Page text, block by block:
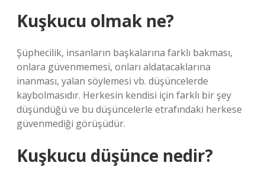
Kuşkucu olmak ne?
Şüphecilik, insanların başkalarına farklı bakması,
onlara güvenmemesi, onları aldatacaklarına
inanması, yalan söylemesi vb. düşüncelerde
kaybolmasıdır. Herkesin kendisi için farklı bir şey
düşündüğü ve bu düşüncelerle etrafındaki herkese
güvenmediği görüşüdür.
Kuşkucu düşünce nedir?